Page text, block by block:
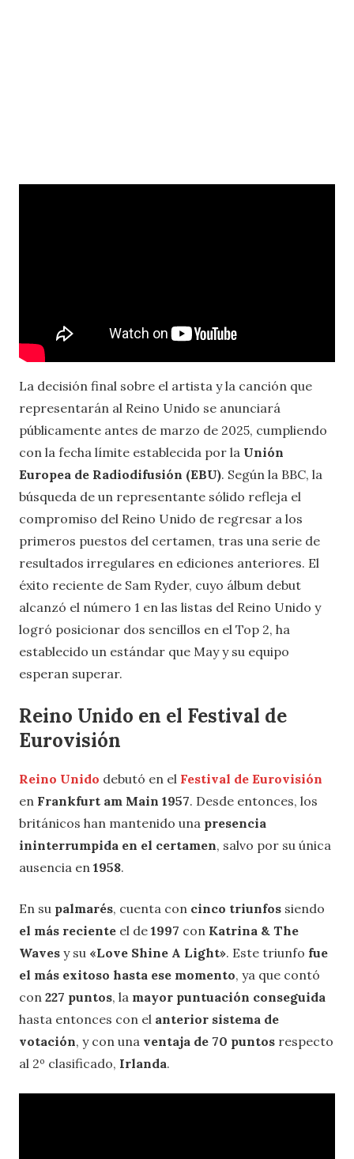
La decisión final sobre el artista y la canción que
representarán al Reino Unido se anunciará
públicamente antes de marzo de 2025, cumpliendo
con la fecha límite establecida por la Unión
Europea de Radiodifusión (EBU). Según la BBC, la
búsqueda de un representante sólido refleja el
compromiso del Reino Unido de regresar a los
primeros puestos del certamen, tras una serie de
resultados irregulares en ediciones anteriores. El
éxito reciente de Sam Ryder, cuyo álbum debut
alcanzó el número 1 en las listas del Reino Unido y
logró posicionar dos sencillos en el Top 2, ha
establecido un estándar que May y su equipo
esperan superar.
Reino Unido en el Festival de
Eurovisión
Reino Unido debutó en el Festival de Eurovisión
en Frankfurt am Main 1957. Desde entonces, los
británicos han mantenido una presencia
ininterrumpida en el certamen, salvo por su única
ausencia en 1958.
En su palmarés, cuenta con cinco triunfos siendo
el más reciente el de 1997 con Katrina & The
Waves y su «Love Shine A Light». Este triunfo fue
el más exitoso hasta ese momento, ya que contó
con 227 puntos, la mayor puntuación conseguida
hasta entonces con el anterior sistema de
votación, y con una ventaja de 70 puntos respecto
al 2º clasificado, Irlanda.